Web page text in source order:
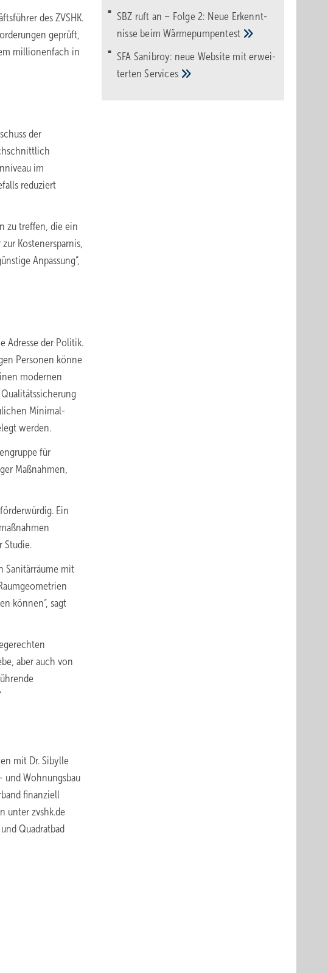
des ZVSHK.
geprüft,
millionenfach in
der
im
reduziert
zu treffen, die ein
Kostenersparnis,
Anpassung“,
Adresse der Politik.
Personen könne
modernen
Minimal­
werden.
für
Maßnahmen,
Ein
Studie.
Sanitärräume mit
können“, sagt
aber auch von
mit Dr. Sibylle
und Wohnungsbau
finanziell
unter ­zvshk.de
Quadratbad
SBZ ruft an – Folge 2: Neue Erkennt­
nisse beimWärme­pumpen­test
SFA Sanibroy: neue Web­site mit erwei­
tertenServices